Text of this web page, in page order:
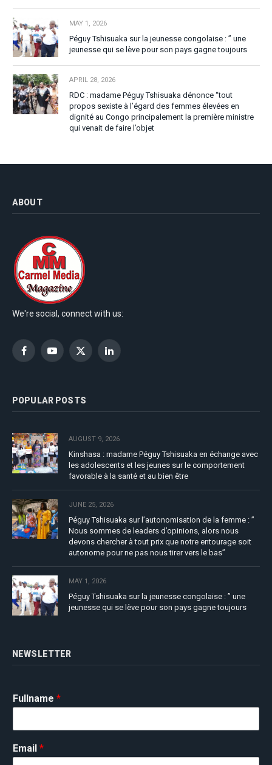
MAY 1, 2026
Péguy Tshisuaka sur la jeunesse congolaise : ” une
jeunesse qui se lève pour son pays gagne toujours
APRIL 28, 2026
RDC : madame Péguy Tshisuaka dénonce “tout
propos sexiste à l’égard des femmes élevées en
dignité au Congo principalement la première ministre
qui venait de faire l’objet
ABOUT
We're social, connect with us:
FacebookYouTubeX
LinkedIn
POPULAR POSTS
AUGUST 9, 2026
Kinshasa : madame Péguy Tshisuaka en échange avec
les adolescents et les jeunes sur le comportement
favorable à la santé et au bien être
JUNE 25, 2026
Péguy Tshisuaka sur l’autonomisation de la femme : ”
Nous sommes de leaders d’opinions, alors nous
devons chercher à tout prix que notre entourage soit
autonome pour ne pas nous tirer vers le bas”
MAY 1, 2026
Péguy Tshisuaka sur la jeunesse congolaise : ” une
jeunesse qui se lève pour son pays gagne toujours
NEWSLETTER
Fullname *
Email *